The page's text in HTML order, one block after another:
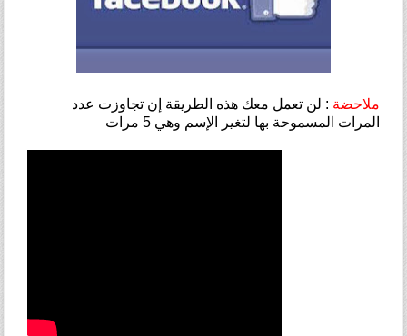
ملاحضة : لن تعمل معك هذه الطريقة إن تجاوزت عدد
المرات المسموحة بها لتغير الإسم وهي 5 مرات